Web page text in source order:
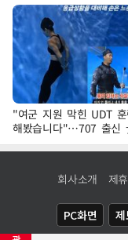
"여군 지원 막힌 UDT
해봤습니다"…707 출신
'완벽 소화'
회사소개 제
PC화면 제